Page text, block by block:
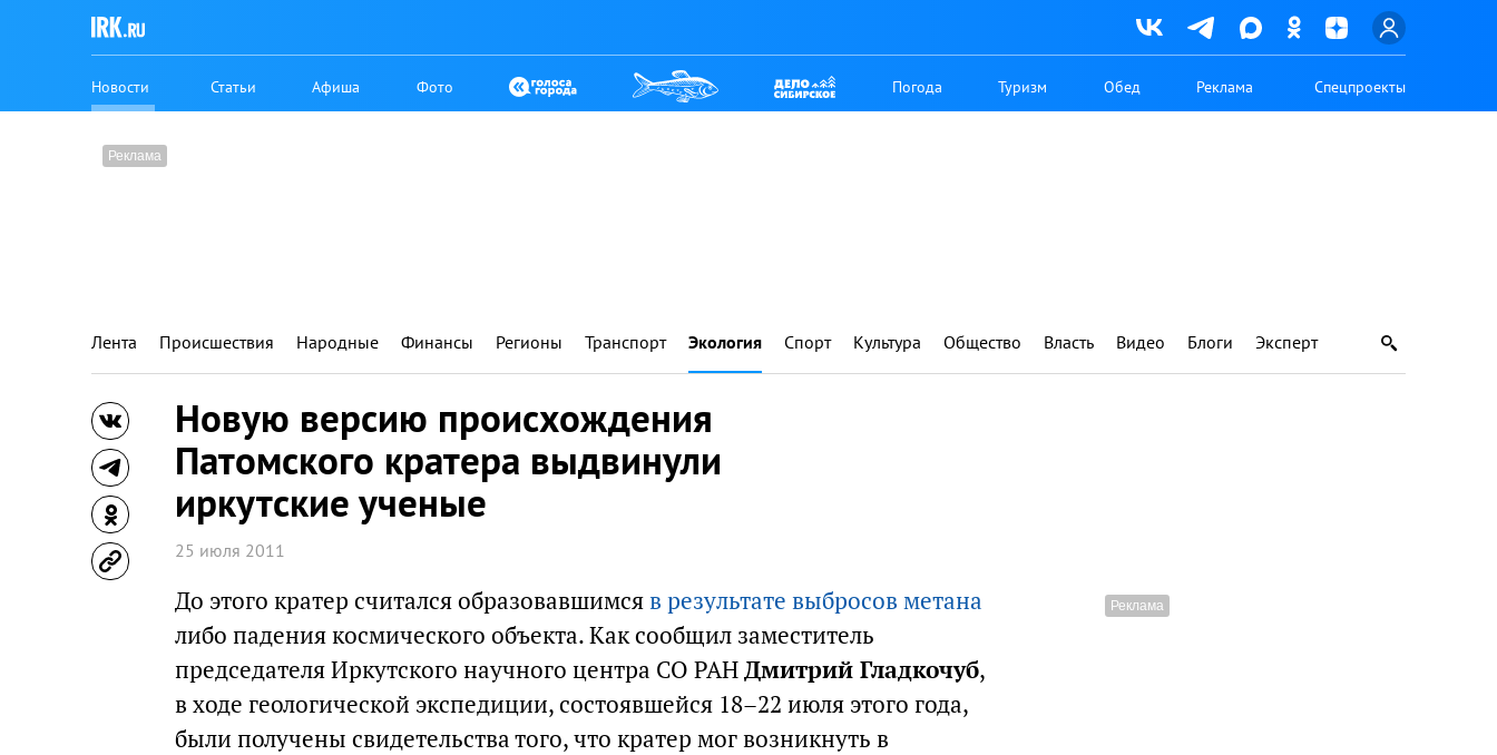
Новости Статьи Афиша Фото Погода Туризм Обед Реклама Спецпроекты
Лента Происшествия Народные Финансы Регионы Транспорт Экология Спорт Культура Общество Власть Видео Блоги Эксперт
Новую версию происхождения
Патомского кратера выдвинули
иркутские ученые
25 июля 2011
До этого кратер считался образовавшимсяв результате выбросов метана
либо падения космического объекта. Как сообщил заместитель
председателя Иркутского научного центра СО РАНДмитрий Гладкочуб,
в ходе геологической экспедиции, состоявшейся 18–22 июля этого года,
были получены свидетельства того, что кратер мог возникнуть в